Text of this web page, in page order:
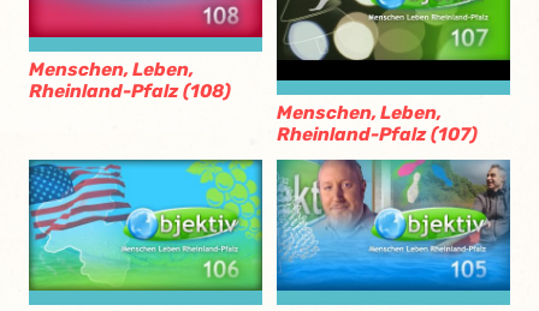
Menschen, Leben,
Rheinland-Pfalz (108)
Menschen, Leben,
Rheinland-Pfalz (107)